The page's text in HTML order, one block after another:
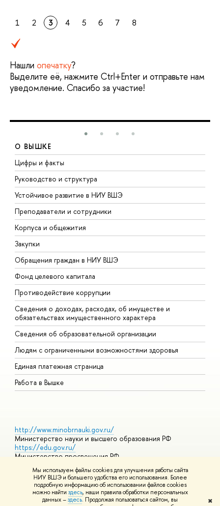
Мы используем файлы cookies для улучшения работы сайта
НИУ ВШЭ и большего удобства его использования. Более
подробную информацию об использовании файлов cookies
можно найти здесь, наши правила обработки персональных
данных –здесь. Продолжая пользоваться сайтом, вы
✖
1 2 3 4 5 6 7 8
Нашли опечатку?
Выделите её, нажмите Ctrl+Enter и отправьте нам
уведомление. Спасибо за участие!
О ВЫШКЕ
Цифры и факты
Руководство и структура
Устойчивое развитие в НИУ ВШЭ
Преподаватели и сотрудники
Корпуса и общежития
Закупки
Обращения граждан в НИУ ВШЭ
Фонд целевого капитала
Противодействие коррупции
Сведения о доходах, расходах, об имуществе и
обязательствах имущественного характера
Сведения об образовательной организации
Людям с ограниченными возможностями здоровья
Единая платежная страница
Работа в Вышке
http://www.minobrnauki.gov.ru/
Министерство науки и высшего образования РФ
https://edu.gov.ru/
Министерство просвещения РФ
https://elearning.hse.ru/mooc
Массовые открытые онлайн-курсы
© НИУ ВШЭ 1993–2026 Адреса и контактыУсловия